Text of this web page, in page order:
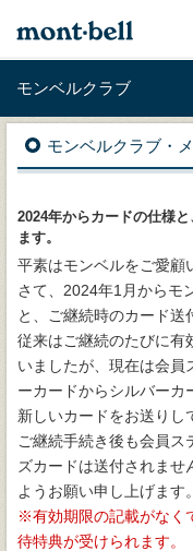
モンベルクラブ
モンベルクラブ・
2024年からカードの仕様
ます。
平素はモンベルをご愛顧
さて、2024年1月からモ
と、ご継続時のカード送
従来はご継続のたびに有
いましたが、現在は会員
ーカードからシルバーカ
新しいカードをお送りし
ご継続手続き後も会員ス
ズカードは送付されませ
ようお願い申し上げます。
有効期限の記載がなく
待特典が受けられます。